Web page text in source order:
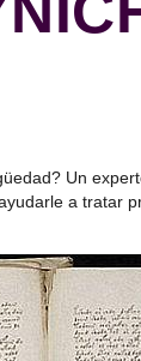
Un
a tratar